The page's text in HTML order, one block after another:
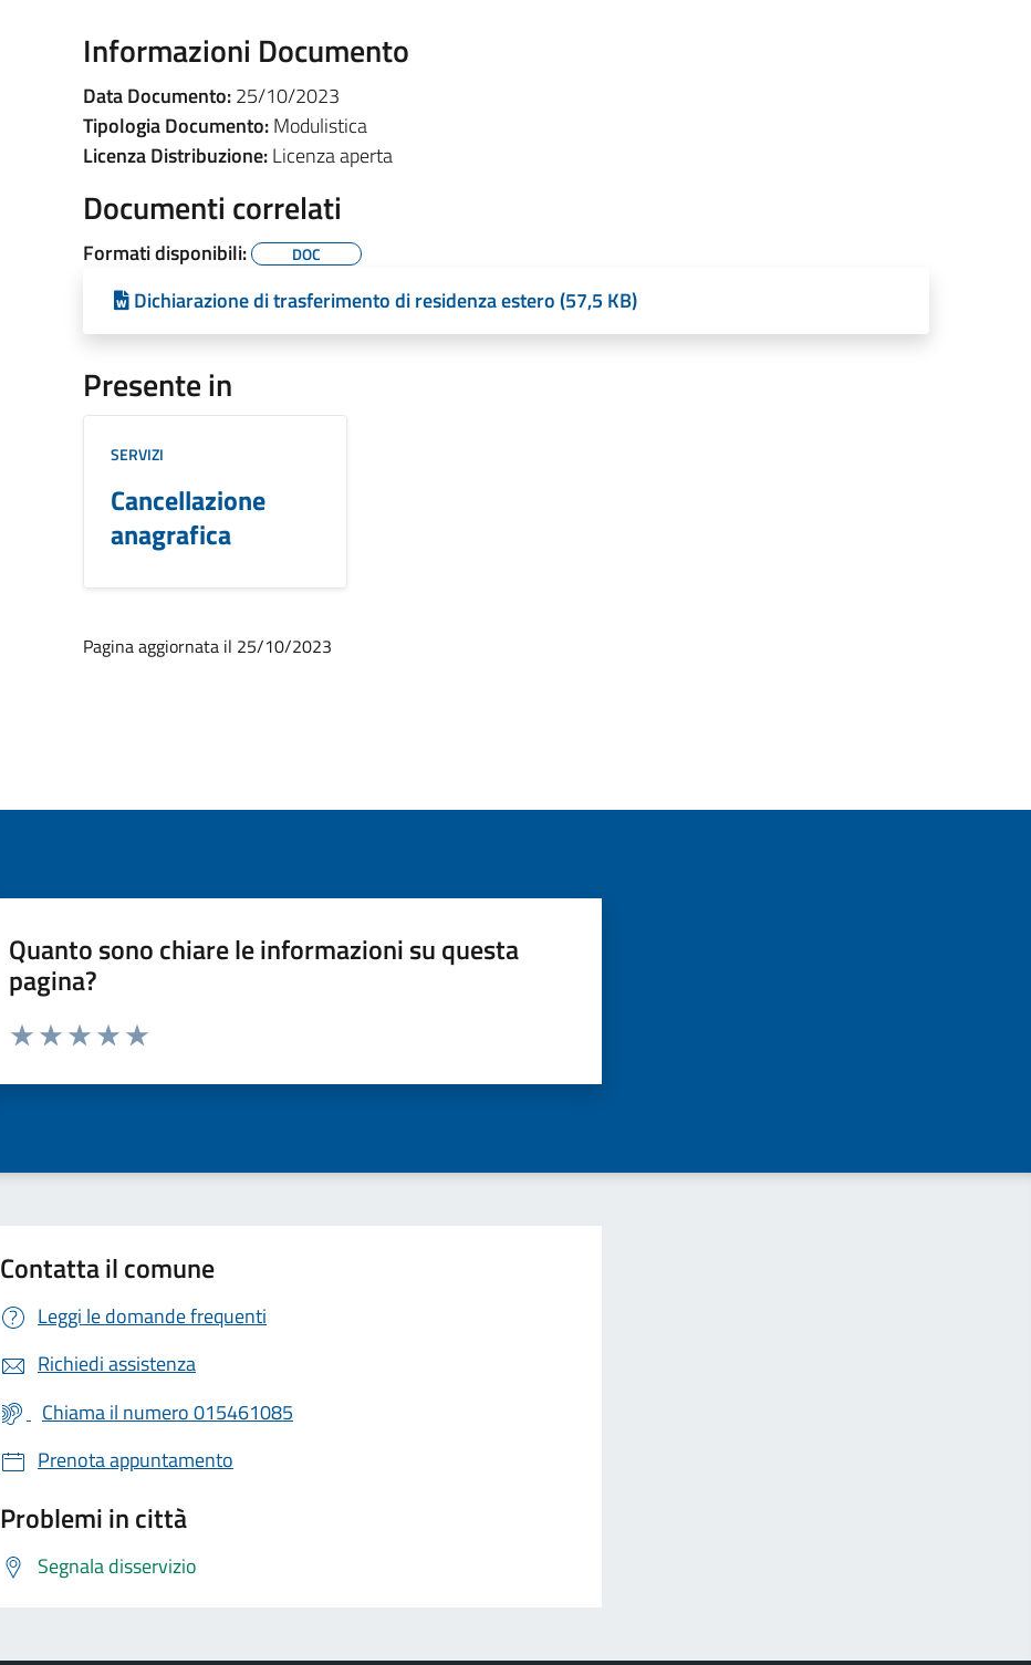
Informazioni Documento
Data Documento:25/10/2023
Tipologia Documento:Modulistica
Licenza Distribuzione:Licenza aperta
Documenti correlati
Formati disponibili: DOC
Dichiarazione di trasferimento di residenza estero (57,5 KB)
Presente in
SERVIZI
Cancellazione
anagrafica
Pagina aggiornata il 25/10/2023
Quanto sono chiare le informazioni su questa
pagina?
Valuta da 1 a 5 stelle la pagina
Contatta il comune
Leggi le domande frequenti
Richiedi assistenza
Chiama il numero 015461085
Prenota appuntamento
Problemi in città
Segnala disservizio